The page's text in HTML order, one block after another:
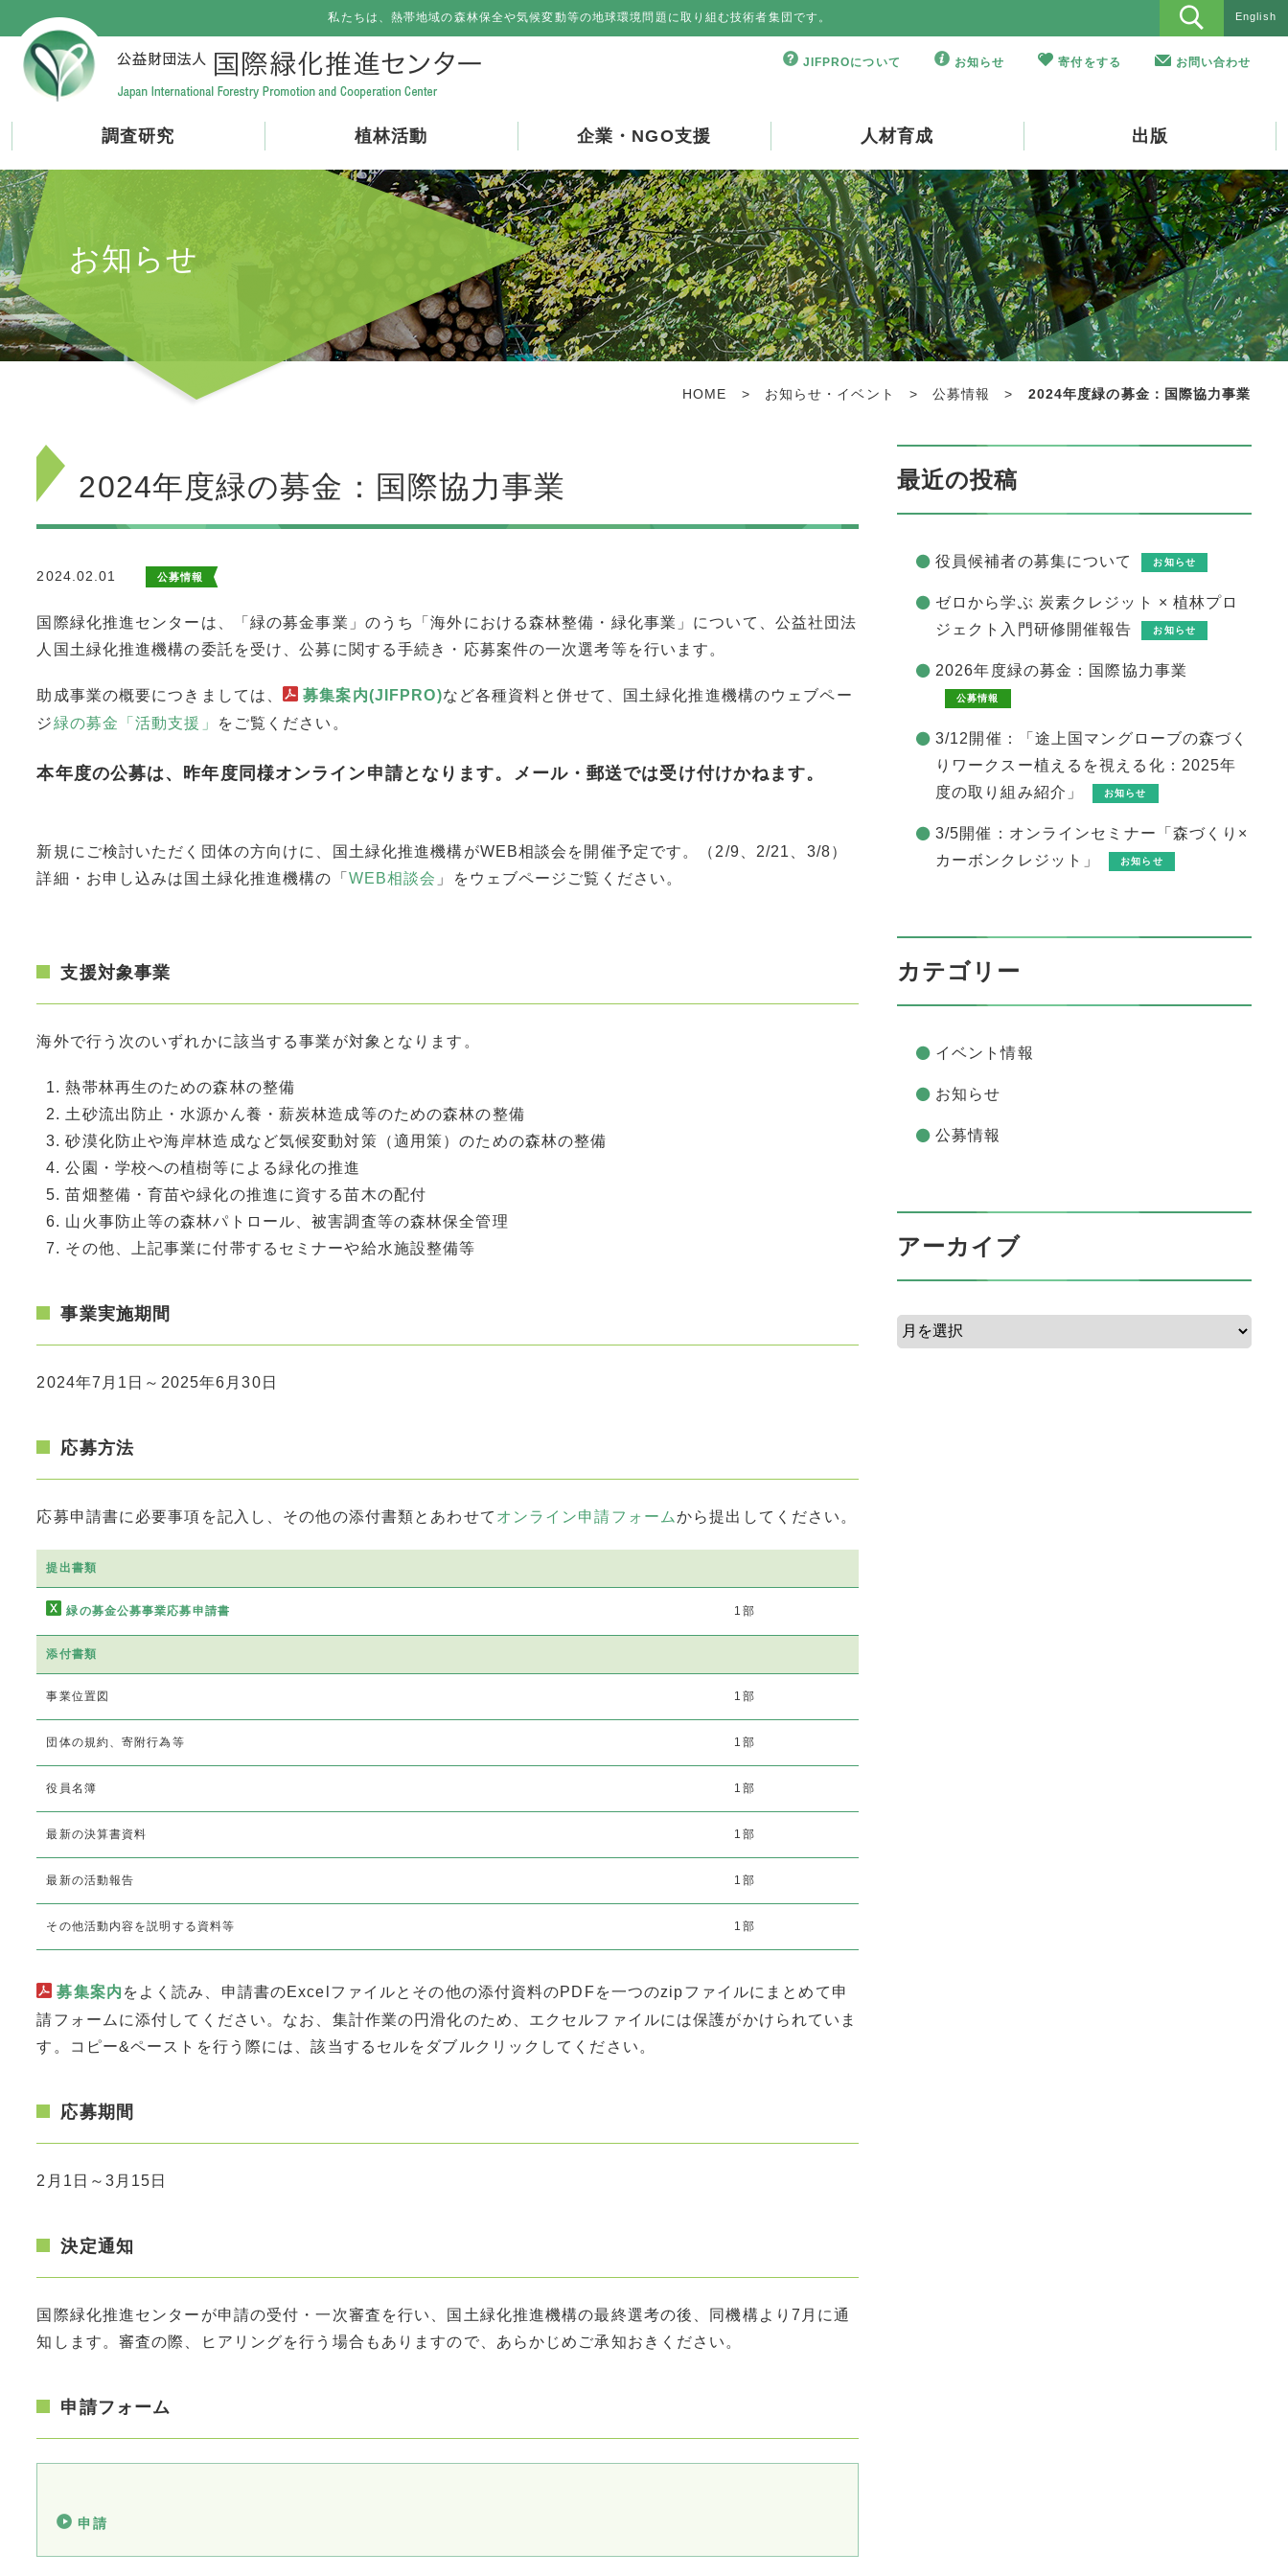
私たちは、熱帯地域の森林保全や気候変動等の地球環境問題に取り組む技術者集団です。 English
JIFPROについて お知らせ 寄付をする お問い合わせ
調査研究 植林活動 企業・NGO支援 人材育成 出版
お知らせ
HOME > お知らせ・イベント > 公募情報 > 2024年度緑の募金：国際協力事業
2024年度緑の募金：国際協力事業
2024.02.01 公募情報
国際緑化推進センターは、「緑の募金事業」のうち「海外における森林整備・緑化事業」について、公益社団法
人国土緑化推進機構の委託を受け、公募に関する手続き・応募案件の一次選考等を行います。
助成事業の概要につきましては、 募集案内(JIFPRO)など各種資料と併せて、国土緑化推進機構のウェブペー
ジ緑の募金「活動支援」 をご覧ください。
本年度の公募は、昨年度同様オンライン申請となります。メール・郵送では受け付けかねます。
新規にご検討いただく団体の方向けに、国土緑化推進機構がWEB相談会を開催予定です。（2/9、2/21、3/8）
詳細・お申し込みは国土緑化推進機構の「 WEB相談会 」をウェブページご覧ください。
支援対象事業
海外で行う次のいずれかに該当する事業が対象となります。
熱帯林再生のための森林の整備
土砂流出防止・水源かん養・薪炭林造成等のための森林の整備
砂漠化防止や海岸林造成など気候変動対策（適用策）のための森林の整備
公園・学校への植樹等による緑化の推進
苗畑整備・育苗や緑化の推進に資する苗木の配付
山火事防止等の森林パトロール、被害調査等の森林保全管理
その他、上記事業に付帯するセミナーや給水施設整備等
事業実施期間
2024年7月1日～2025年6月30日
応募方法
応募申請書に必要事項を記入し、その他の添付書類とあわせて オンライン申請フォームから提出してください。
提出書類
緑の募金公募事業応募申請書 1部
添付書類
事業位置図 1部
団体の規約、寄附行為等 1部
役員名簿 1部
最新の決算書資料 1部
最新の活動報告 1部
その他活動内容を説明する資料等 1部
募集案内 をよく読み、申請書のExcelファイルとその他の添付資料のPDFを一つのzipファイルにまとめて申
請フォームに添付してください。なお、集計作業の円滑化のため、エクセルファイルには保護がかけられていま
す。コピー&ペーストを行う際には、該当するセルをダブルクリックしてください。
応募期間
2月1日～3月15日
決定通知
国際緑化推進センターが申請の受付・一次審査を行い、国土緑化推進機構の最終選考の後、同機構より7月に通
知します。審査の際、ヒアリングを行う場合もありますので、あらかじめご承知おきください。
申請フォーム
申請
最近の投稿
役員候補者の募集について お知らせ
ゼロから学ぶ 炭素クレジット × 植林プロ
ジェクト入門研修開催報告
お知らせ
2026年度緑の募金：国際協力事業
公募情報
3/12開催：「途上国マングローブの森づく
りワークスー植えるを視える化：2025年
度の取り組み紹介」
お知らせ
3/5開催：オンラインセミナー「森づくり×
カーボンクレジット」
お知らせ
カテゴリー
イベント情報
お知らせ
公募情報
アーカイブ